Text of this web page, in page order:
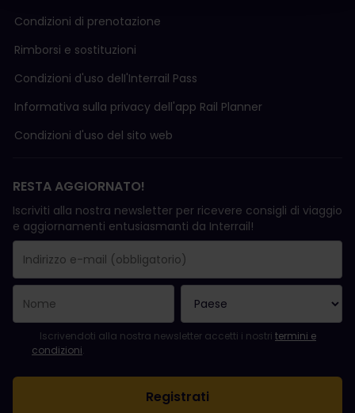
Condizioni di prenotazione
Rimborsi e sostituzioni
Condizioni d'uso delI'Interrail Pass
Informativa sulla privacy dell'app Rail Planner
Condizioni d'uso del sito web
RESTA AGGIORNATO!
Iscriviti alla nostra newsletter per ricevere consigli di viaggio
e aggiornamenti entusiasmanti da Interrail!
La registrazione è avvenuta con successo.
Il campo "Indirizzo e-mail" è obbligatorio.
L'indirizzo e-mail non è valido.
Si è verificato un errore durante l'iscrizione alla newsletter.
Sei già iscritto a questa newsletter!
Per iscriversi alla newsletter, accettare i termini e le condizioni.
Iscrivendoti alla nostra newsletter accetti i nostri termini e
condizioni.